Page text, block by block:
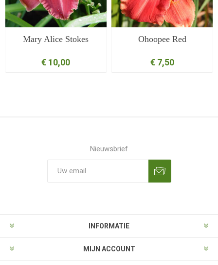
Mary Alice Stokes
€ 10,00
Ohoopee Red
€ 7,50
Nieuwsbrief
INFORMATIE
MIJN ACCOUNT